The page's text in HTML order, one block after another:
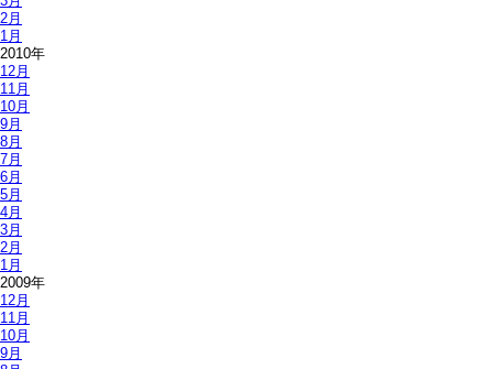
2月
1月
2010年
12月
11月
10月
9月
8月
7月
6月
5月
4月
3月
2月
1月
2009年
12月
11月
10月
9月